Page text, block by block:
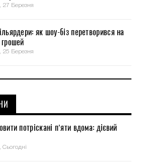
27 Березня
як шоу-біз перетворився на
грошей
25 Березня
потріскані п’яти вдома: дієвий
Сьогодні